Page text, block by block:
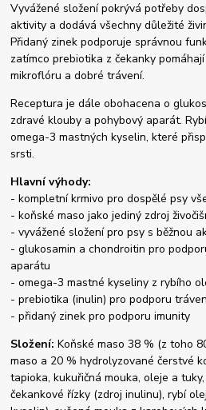
Vyvážené složení pokrývá potřeby
aktivity a dodává všechny důležité
Přidaný zinek podporuje správnou
zatímco prebiotika z čekanky
mikroflóru a dobré trávení.
Receptura je dále obohacena o
zdravé klouby a pohybový aparát.
omega-3 mastných kyselin, které
srsti.
Hlavní výhody:
- kompletní krmivo pro dospělé psy
- koňské maso jako jediný zdroj
- vyvážené složení pro psy s běžnou
- glukosamin a chondroitin pro
aparátu
- omega-3 mastné kyseliny z rybího
- prebiotika (inulin) pro podporu
- přidaný zinek pro podporu imunity
Složení:Koňské maso 38 % (z toho
maso a 20 % hydrolyzované čerstvé
tapioka, kukuřičná mouka, oleje a
čekankové řízky (zdroj inulinu), rybí